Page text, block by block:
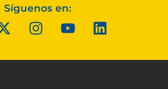
Síguenos en: